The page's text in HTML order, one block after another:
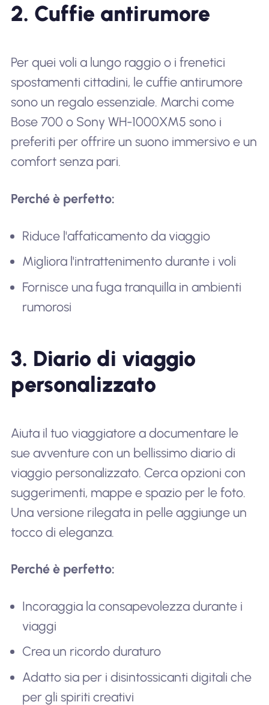
2. Cuffie antirumore
Per quei voli a lungo raggio o i frenetici
spostamenti cittadini, le cuffie antirumore
sono un regalo essenziale. Marchi come
Bose 700 o Sony WH-1000XM5 sono i
preferiti per offrire un suono immersivo e un
comfort senza pari.
Perché è perfetto:
Riduce l'affaticamento da viaggio
Migliora l'intrattenimento durante i voli
Fornisce una fuga tranquilla in ambienti
rumorosi
3. Diario di viaggio
personalizzato
Aiuta il tuo viaggiatore a documentare le
sue avventure con un bellissimo diario di
viaggio personalizzato. Cerca opzioni con
suggerimenti, mappe e spazio per le foto.
Una versione rilegata in pelle aggiunge un
tocco di eleganza.
Perché è perfetto:
Incoraggia la consapevolezza durante i
viaggi
Crea un ricordo duraturo
Adatto sia per i disintossicanti digitali che
per gli spiriti creativi